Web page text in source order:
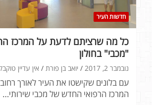
חדשות העיר
כל מה שרציתם לדעת על המרכז
"מכבי" בחולון
נובמבר 2, 2017 יואב בן פורת אין עדיין
עם בלונים שקישטו את העיר לאורך רחוב
המרכז הרפואי החדש של מכבי שירותי…